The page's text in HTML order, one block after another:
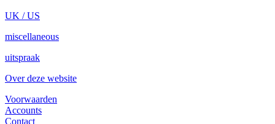
UK / US
miscellaneous
uitspraak
Over deze website
Voorwaarden
Accounts
Contact